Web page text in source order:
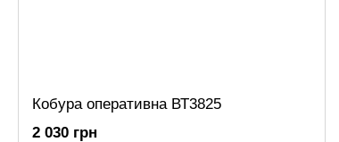
Кобура оперативна ВТ3825
2 030 грн